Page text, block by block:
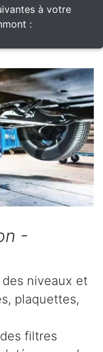
à votre
:
-
niveaux et
plaquettes,
filtres